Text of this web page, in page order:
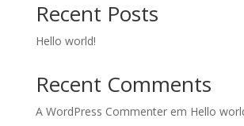
Recent Posts
Hello world!
Recent Comments
A WordPress Commenterem Hello